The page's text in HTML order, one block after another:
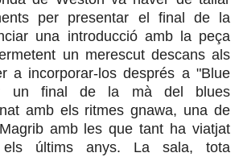
per presentar el final de la
una introducció amb la peça
un merescut descans als
a incorporar-los després a "Blue
un final de la mà del blues
amb els ritmes gnawa, una de
amb les que tant ha viatjat
els últims anys. La sala, tota